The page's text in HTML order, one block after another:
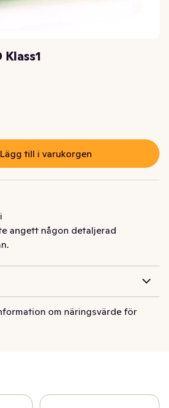
kr
Lägg till i varukorgen
angett någon detaljerad
om näringsvärde för